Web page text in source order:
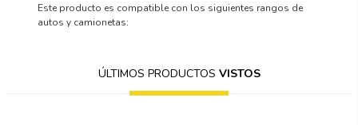
Este producto es compatible con los siguientes rangos de
autos y camionetas:
ÚLTIMOS PRODUCTOS VISTOS